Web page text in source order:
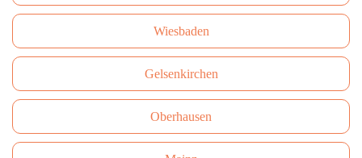
Wiesbaden
Gelsenkirchen
Oberhausen